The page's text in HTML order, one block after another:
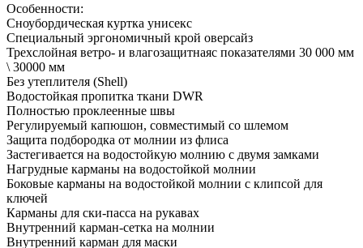
Особенности:
Сноубордическая куртка унисекс
Специальный эргономичный крой оверсайз
Трехслойная ветро- и влагозащитнаяс показателями 30 000 мм
\ 30000 мм
Без утеплителя (Shell)
Водостойкая пропитка ткани DWR
Полностью проклеенные швы
Регулируемый капюшон, совместимый со шлемом
Защита подбородка от молнии из флиса
Застегивается на водостойкую молнию с двумя замками
Нагрудные карманы на водостойкой молнии
Боковые карманы на водостойкой молнии с клипсой для
ключей
Карманы для ски-пасса на рукавах
Внутренний карман-сетка на молнии
Внутренний карман для маски